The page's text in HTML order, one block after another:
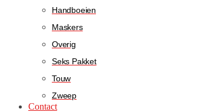
Handboeien
Maskers
Overig
Seks Pakket
Touw
Zweep
Contact